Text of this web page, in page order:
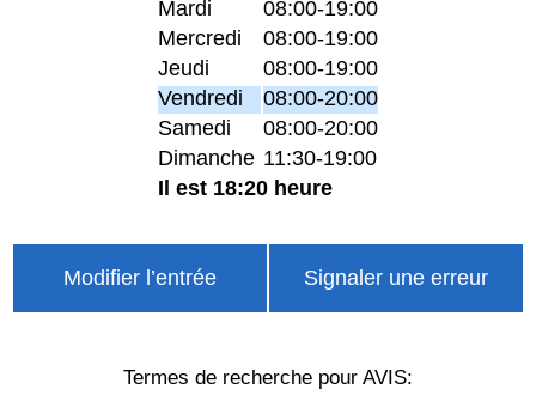
Mardi
08:00-19:00
Mercredi
08:00-19:00
Jeudi
08:00-19:00
Vendredi
08:00-20:00
Samedi
08:00-20:00
Dimanche 11:30-19:00
Il est 18:20 heure
Modifier l’entrée Signaler une erreur
Termes de recherche pour AVIS: